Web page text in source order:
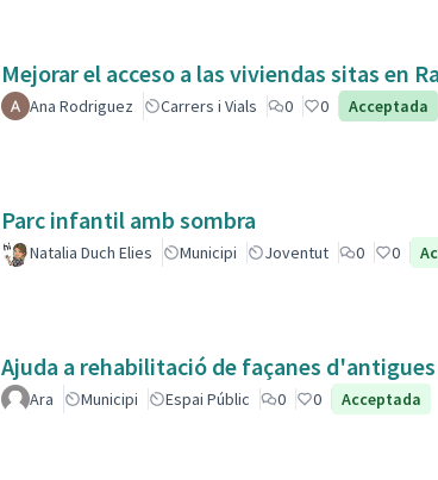
Mejorar el acceso a las viviendas sitas
Ana Rodriguez Carrers i Vials 0 0 Acceptada
Parc infantil amb sombra
Natalia Duch Elies Municipi Joventut 0 0
Ajuda a rehabilitació de façanes
Ara Municipi Espai Públic 0 0 Acceptada